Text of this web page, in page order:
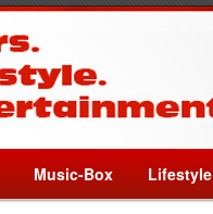
Music-Box Lifestyle